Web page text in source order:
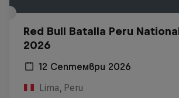
Red Bull Batalla Peru
2026
12 Септември 2026
Lima, Peru